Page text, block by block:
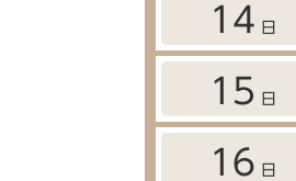
14 日
15 日
16 日